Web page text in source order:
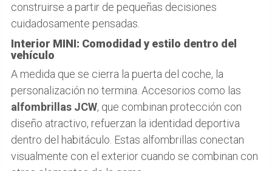
construirse a partir de pequeñas decisiones
cuidadosamente pensadas.
Interior MINI: Comodidad y estilo dentro del
vehículo
A medida que se cierra la puerta del coche, la
personalización no termina. Accesorios como las
alfombrillas JCW, que combinan protección con
diseño atractivo, refuerzan la identidad deportiva
dentro del habitáculo. Estas alfombrillas conectan
visualmente con el exterior cuando se combinan con